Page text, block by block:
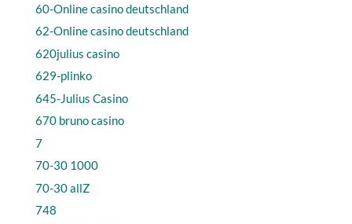
60-Online casino deutschland
62-Online casino deutschland
620julius casino
629-plinko
645-Julius Casino
670 bruno casino
7
70-30 1000
70-30 allZ
748